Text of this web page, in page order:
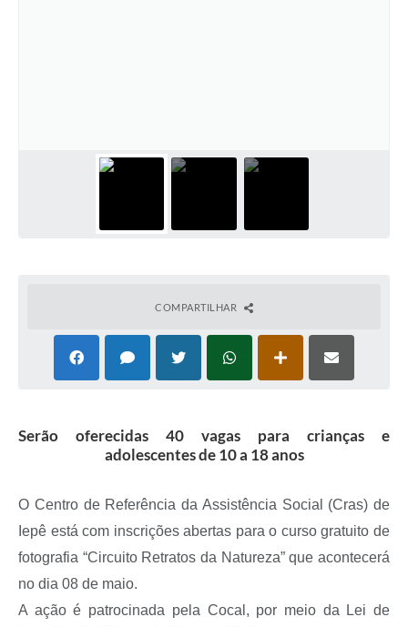
Secretarias
Telefones Úteis
Serviço de Informação ao Cidadão (SIC)
COMPARTILHAR
Serão oferecidas 40 vagas para crianças e
adolescentes de 10 a 18 anos
O Centro de Referência da Assistência Social (Cras) de
Iepê está com inscrições abertas para o curso gratuito de
fotografia “Circuito Retratos da Natureza” que acontecerá
no dia 08 de maio.
A ação é patrocinada pela Cocal, por meio da Lei de